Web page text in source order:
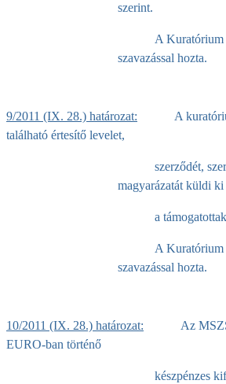
szerint.
A Kuratórium
szavazással hozta.
9/2011 (IX. 28.) határozat: A kuratórium
található értesítő levelet,
szerződét,
magyarázatát küldi ki
a
A Kuratórium
szavazással hozta.
10/2011 (IX. 28.) határozat: Az
EURO-ban történő
készpénzes